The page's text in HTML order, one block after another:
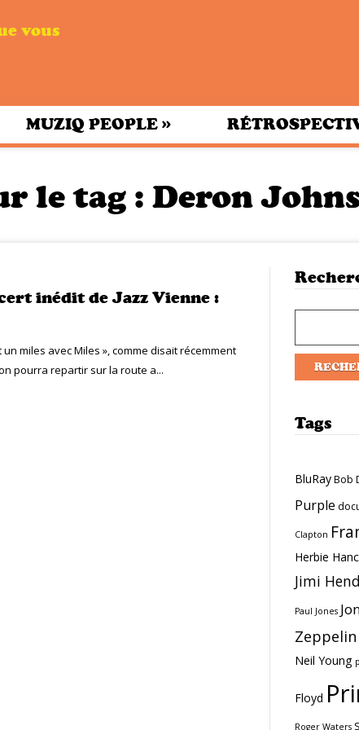
vous
MUZIQ PEOPLE »
le tag : Deron
inédit de Jazz Vienne :
miles avec Miles », comme disait récemment
pourra repartir sur la route a...
Tags
BluRay Bob
Purple
Clapton
Herbie
Jimi
Paul Jones
Zeppelin
Neil Young
Floyd
Roger Waters